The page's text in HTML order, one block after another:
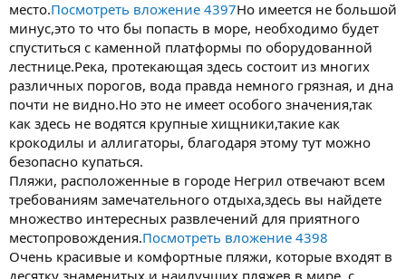
место.Посмотреть вложение 4397Но имеется не большой
минус,это то что бы попасть в море, необходимо будет
спуститься с каменной платформы по оборудованной
лестнице.Река, протекающая здесь состоит из многих
различных порогов, вода правда немного грязная, и дна
почти не видно.Но это не имеет особого значения,так
как здесь не водятся крупные хищники,такие как
крокодилы и аллигаторы, благодаря этому тут можно
безопасно купаться.
Пляжи, расположенные в городе Негрил отвечают всем
требованиям замечательного отдыха,здесь вы найдете
множество интересных развлечений для приятного
местопровождения.Посмотреть вложение 4398
Очень красивые и комфортные пляжи, которые входят в
десятку знаменитых и наилучших пляжев в мире, с